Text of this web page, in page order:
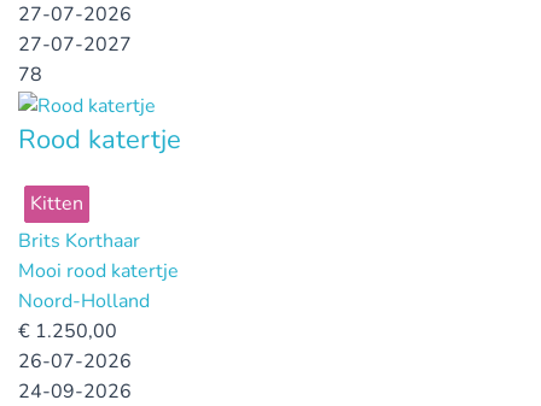
27-07-2026
27-07-2027
78
Rood katertje
Kitten
Brits Korthaar
Mooi rood katertje
Noord-Holland
€ 1.250,00
26-07-2026
24-09-2026